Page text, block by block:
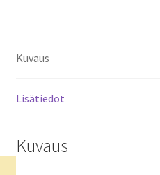
Kuvaus
Lisätiedot
Kuvaus